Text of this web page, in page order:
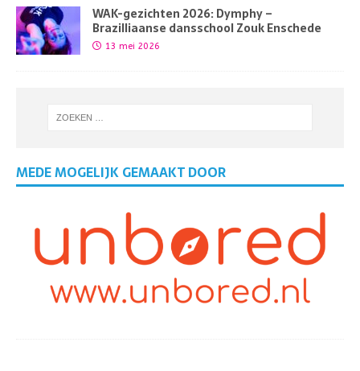
WAK-gezichten 2026: Dymphy –
Brazilliaanse dansschool Zouk Enschede
13 mei 2026
MEDE MOGELIJK GEMAAKT DOOR